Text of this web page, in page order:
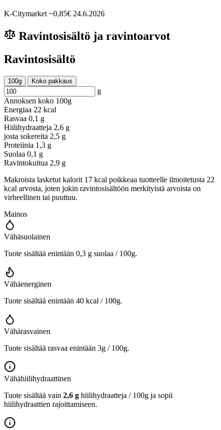
K-Citymarket ~0,85€ 24.6.2026
Ravintosisältö ja ravintoarvot
Ravintosisältö
100g Koko pakkaus
g
Annoksen koko 100g
Energiaa 22 kcal
Rasvaa 0,1 g
Hiilihydraatteja 2,6 g
josta sokereita 2,5 g
Proteiinia 1,3 g
Suolaa 0,1 g
Ravintokuitua 2,9 g
Makroista lasketut kalorit 17 kcal poikkeaa tuotteelle ilmoitetusta 22
kcal arvosta, joten jokin ravintosisältöön merkityistä arvoista on
virheellinen tai puuttuu.
Mainos
Vähäsuolainen
Tuote sisältää enintään 0,3 g suolaa / 100g.
Vähäenerginen
Tuote sisältää enintään 40 kcal / 100g.
Vähärasvainen
Tuote sisältää rasvaa enintään 3g / 100g.
Vähähiilihydraattinen
Tuote sisältää vain 2,6 g hiilihydraatteja / 100g ja sopii
hiilihydraattien rajoittamiseen.